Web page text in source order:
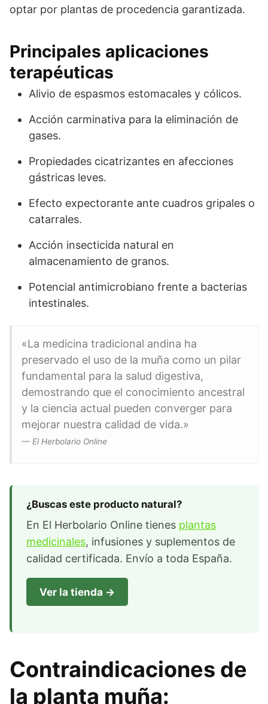
optar por plantas de procedencia garantizada.
Principales aplicaciones
terapéuticas
Alivio de espasmos estomacales y cólicos.
Acción carminativa para la eliminación de
gases.
Propiedades cicatrizantes en afecciones
gástricas leves.
Efecto expectorante ante cuadros gripales o
catarrales.
Acción insecticida natural en
almacenamiento de granos.
Potencial antimicrobiano frente a bacterias
intestinales.
«La medicina tradicional andina ha
preservado el uso de la muña como un pilar
fundamental para la salud digestiva,
demostrando que el conocimiento ancestral
y la ciencia actual pueden converger para
mejorar nuestra calidad de vida.»
— El Herbolario Online
¿Buscas este producto natural?
En El Herbolario Online tienes plantas
medicinales, infusiones y suplementos de
calidad certificada. Envío a toda España.
Ver la tienda →
Contraindicaciones de
la planta muña: